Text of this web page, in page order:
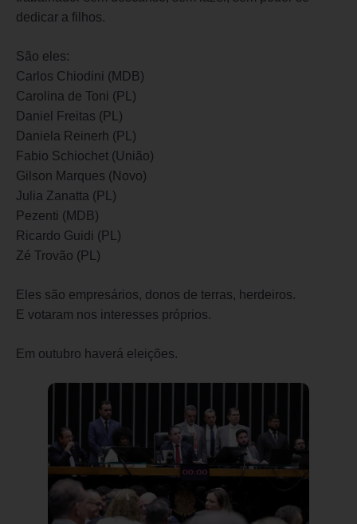
dedicar a filhos.
São eles:
Carlos Chiodini (MDB)
Carolina de Toni (PL)
Daniel Freitas (PL)
Daniela Reinerh (PL)
Fabio Schiochet (União)
Gilson Marques (Novo)
Julia Zanatta (PL)
Pezenti (MDB)
Ricardo Guidi (PL)
Zé Trovão (PL)
Eles são empresários, donos de terras, herdeiros.
E votaram nos interesses próprios.
Em outubro haverá eleições.